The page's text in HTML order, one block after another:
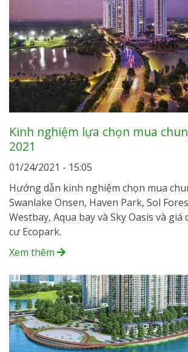
Kinh nghiệm lựa chọn mua
2021
01/24/2021 - 15:05
Hướng dẫn kinh nghiệm chọn mua
Swanlake Onsen, Haven Park, Sol
Westbay, Aqua bay và Sky Oasis và giá
cư Ecopark.
Xem thêm